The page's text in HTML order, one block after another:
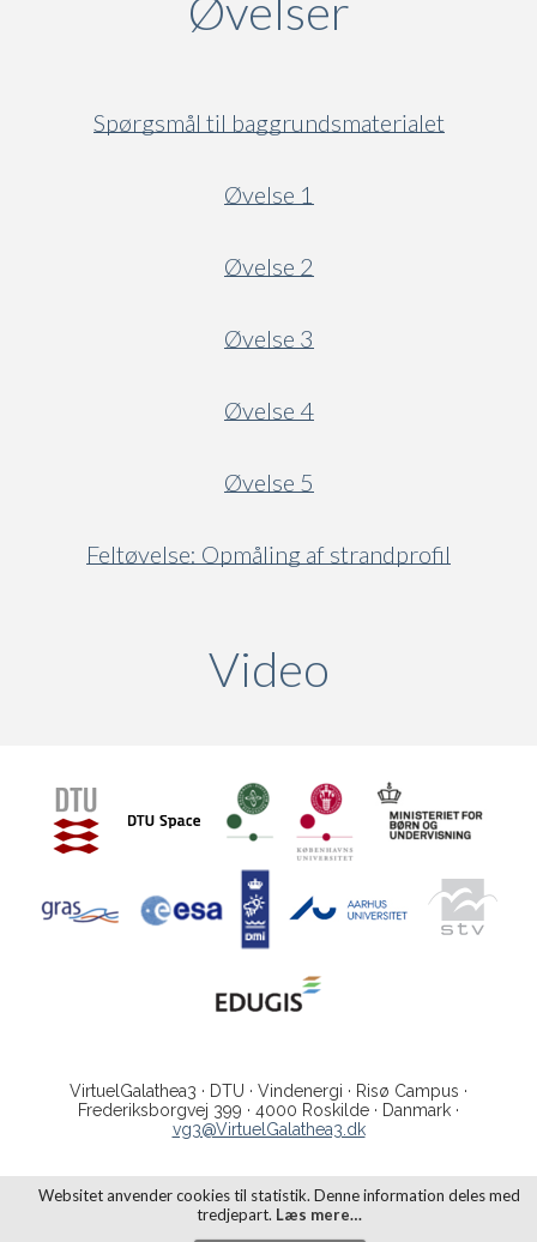
Websitet anvender cookies til statistik. Denne information deles med
tredjepart. Læs mere…
Øvelser
Spørgsmål til baggrundsmaterialet
Øvelse 1
Øvelse 2
Øvelse 3
Øvelse 4
Øvelse 5
Feltøvelse: Opmåling af strandprofil
Video
VirtuelGalathea3 · DTU · Vindenergi · Risø Campus ·
Frederiksborgvej 399 · 4000 Roskilde · Danmark ·
vg3@VirtuelGalathea3.dk